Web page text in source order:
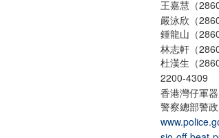
王嘉慧（
嚴泳欣（
鍾龍山（
林志軒（
杜漢生（
2200-4309
香港灣仔軍
警察總部警